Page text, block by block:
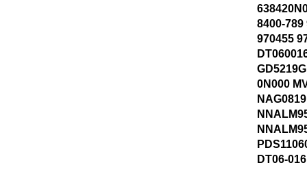
8400-789
970455
0N000
DT06-